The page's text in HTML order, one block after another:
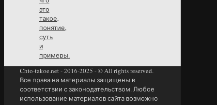
это
такое,
понятие,
суть
и
примеры.
Chto-takoe.net - 2016-2025 - © All rights reserved.
Все права на материалы защищены в
соответствии с законодательством. Любое
использование материалов сайта возможно